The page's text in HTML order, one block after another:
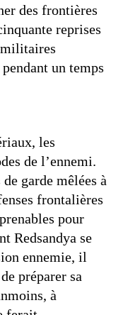
des frontières
reprises
militaires
un temps
les
de l’ennemi.
garde mêlées à
frontalières
pour
Redsandya se
ennemie, il
préparer sa
à